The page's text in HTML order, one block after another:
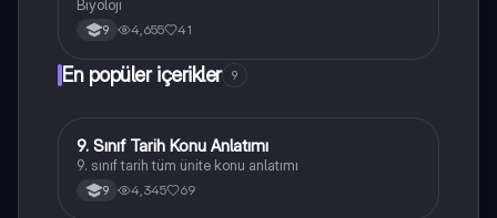
Biyoloji
9 4,655 41
En popüler içerikler 9
Tarih
9. Sınıf Tarih Konu Anlatımı
9. sınıf tarih tüm ünite konu anlatımı
9 4,345 69